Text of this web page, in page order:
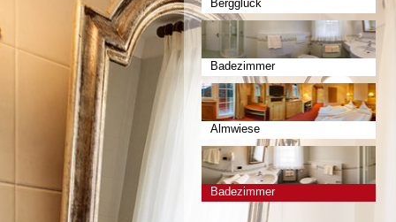
Bergglück
Badezimmer
Almwiese
Badezimmer